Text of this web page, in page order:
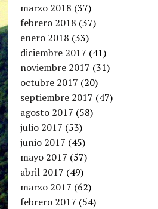
marzo 2018 (37)
febrero 2018 (37)
enero 2018 (33)
diciembre 2017 (41)
noviembre 2017 (31)
octubre 2017 (20)
septiembre 2017 (47)
agosto 2017 (58)
julio 2017 (53)
junio 2017 (45)
mayo 2017 (57)
abril 2017 (49)
marzo 2017 (62)
febrero 2017 (54)